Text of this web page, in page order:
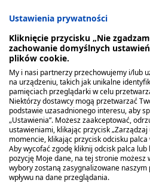
Bestsellery Produkty z
Ustawienia prywatności
Kliknięcie przycisku „Nie
zachowanie domyślnych
plików cookie.
My i nasi partnerzy przechowujemy i/lub
na urządzeniu, takich jak unikalne
pamięciach przeglądarki w celu
Niektórzy dostawcy mogą przetwarzać
podstawie uzasadnionego interesu, aby
„Ustawienia”. Możesz zaakceptować,
ustawieniami, klikając przycisk
momencie, klikając przycisk odcisku
Aby wycofać zgodę kliknij odcisk palca
pozycję Moje dane, na tej stronie możesz
wybory zostaną zasygnalizowane
wpływu na dane przeglądania.